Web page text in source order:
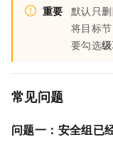
重要 默认只
将目标
要勾选
常见问题
问题一：安全组已